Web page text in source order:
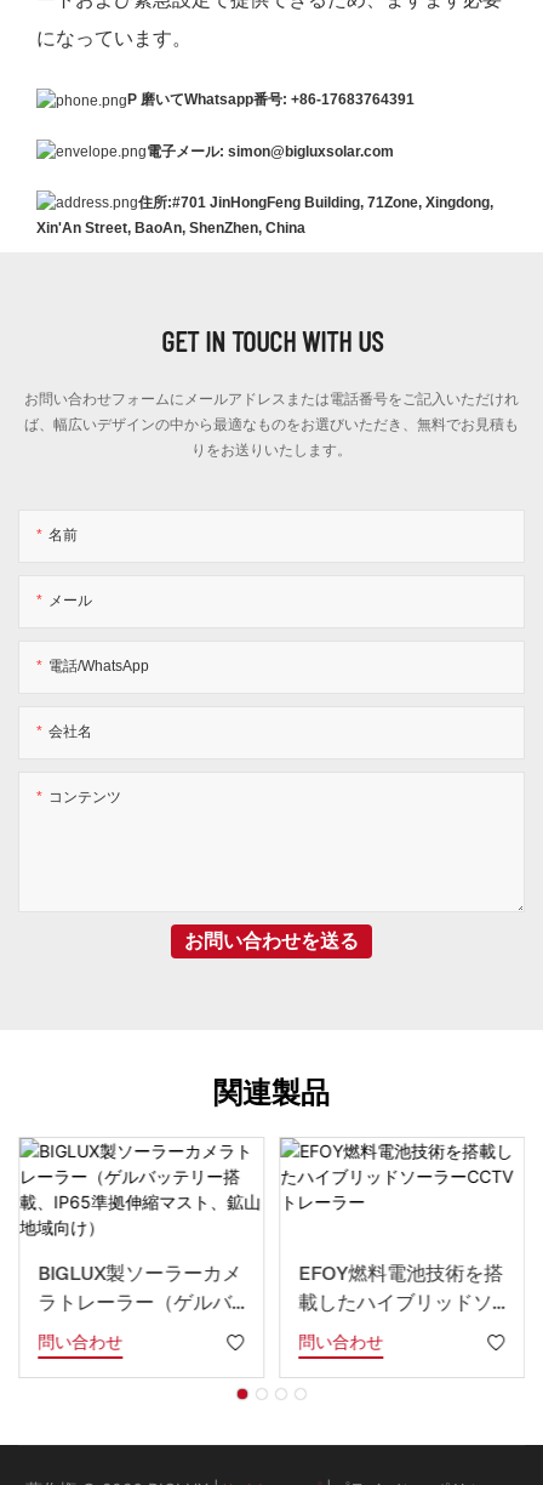
になっています。
P 磨いてWhatsapp番号: +86-17683764391
電子メール: simon@bigluxsolar.com
住所:#701 JinHongFeng Building, 71Zone, Xingdong,
Xin'An Street, BaoAn, ShenZhen, China
GET IN TOUCH WITH US
お問い合わせフォームにメールアドレスまたは電話番号をご記入いただけれ
ば、幅広いデザインの中から最適なものをお選びいただき、無料でお見積も
りをお送りいたします。
名前
メール
電話/WhatsApp
会社名
コンテンツ
お問い合わせを送る
関連製品
BIGLUX製ソーラーカメ
ラトレーラー（ゲルバ
ッテリー搭載、IP65準
拠伸縮マスト、鉱山地
問い合わせ
EFOY燃料電池技術を搭
載したハイブリッドソ
ーラーCCTVトレーラー
問い合わせ